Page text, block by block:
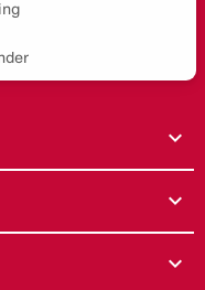
expand_more
expand_more
expand_more